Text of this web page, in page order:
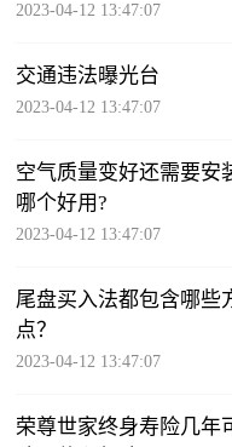
2023-04-12 13:47:07
交通违法曝光台
2023-04-12 13:47:07
空气质量变好还需要安
哪个好用?
2023-04-12 13:47:07
尾盘买入法都包含哪些
点？
2023-04-12 13:47:07
荣尊世家终身寿险几年